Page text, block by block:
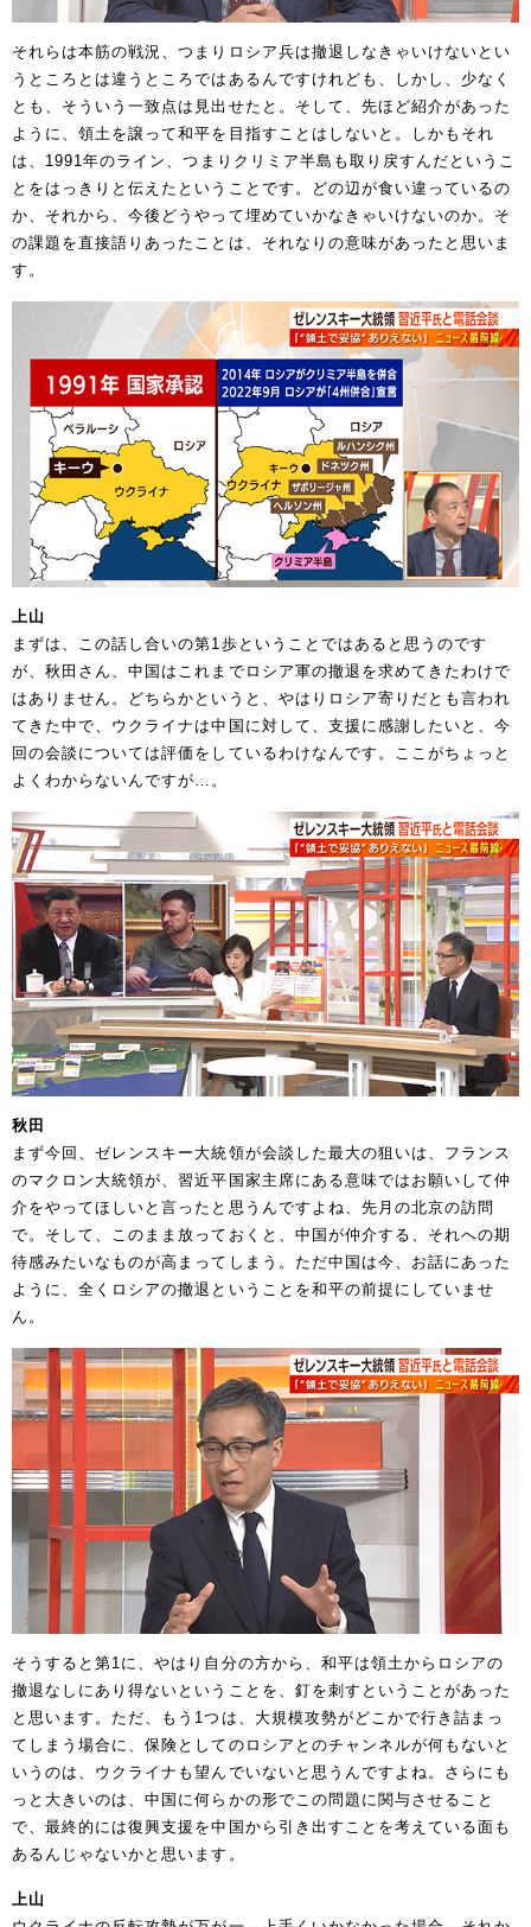
それらは本筋の戦況、つまりロシア兵は撤退しなきゃいけないとい
うところとは違うところではあるんですけれども、しかし、少なく
とも、そういう一致点は見出せたと。そして、先ほど紹介があった
ように、領土を譲って和平を目指すことはしないと。しかもそれ
は、1991年のライン、つまりクリミア半島も取り戻すんだというこ
とをはっきりと伝えたということです。どの辺が食い違っているの
か、それから、今後どうやって埋めていかなきゃいけないのか。そ
の課題を直接語りあったことは、それなりの意味があったと思いま
す。
上山
まずは、この話し合いの第1歩ということではあると思うのです
が、秋田さん、中国はこれまでロシア軍の撤退を求めてきたわけで
はありません。どちらかというと、やはりロシア寄りだとも言われ
てきた中で、ウクライナは中国に対して、支援に感謝したいと、今
回の会談については評価をしているわけなんです。ここがちょっと
よくわからないんですが…。
秋田
まず今回、ゼレンスキー大統領が会談した最大の狙いは、フランス
のマクロン大統領が、習近平国家主席にある意味ではお願いして仲
介をやってほしいと言ったと思うんですよね、先月の北京の訪問
で。そして、このまま放っておくと、中国が仲介する、それへの期
待感みたいなものが高まってしまう。ただ中国は今、お話にあった
ように、全くロシアの撤退ということを和平の前提にしていませ
ん。
そうすると第1に、やはり自分の方から、和平は領土からロシアの
撤退なしにあり得ないということを、釘を刺すということがあった
と思います。ただ、もう1つは、大規模攻勢がどこかで行き詰まっ
てしまう場合に、保険としてのロシアとのチャンネルが何もないと
いうのは、ウクライナも望んでいないと思うんですよね。さらにも
っと大きいのは、中国に何らかの形でこの問題に関与させること
で、最終的には復興支援を中国から引き出すことを考えている面も
あるんじゃないかと思います。
上山